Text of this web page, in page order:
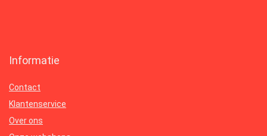
Informatie
Contact
Klantenservice
Over ons